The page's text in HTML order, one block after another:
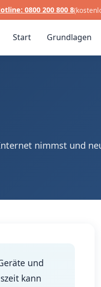
0800 200 800 8
Start Grundlagen
nimmst und
und
kann